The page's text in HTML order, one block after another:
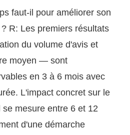
faut-il pour améliorer son
R: Les premiers résultats
du volume d'avis et
moyen — sont
en 3 à 6 mois avec
L'impact concret sur le
mesure entre 6 et 12
d'une démarche